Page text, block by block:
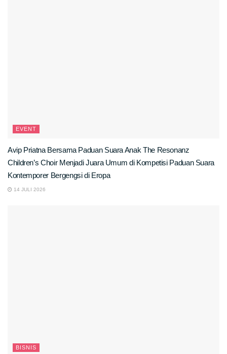
EVENT
Avip Priatna Bersama Paduan Suara Anak The Resonanz
Children’s Choir Menjadi Juara Umum di Kompetisi Paduan Suara
Kontemporer Bergengsi di Eropa
14 JULI 2026
BISNIS